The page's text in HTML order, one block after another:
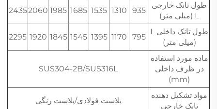
طول تانک خارجی
L (میلی متر)
935
1310
1535
1685
1985
2060
2435
طول تانک داخلی L
(میلی متر)
795
1170
1395
1545
1845
1920
2295
ماده مورد استفاده
در ظرف داخلی
(mm)
SUS304-2B/SUS316L
مواد تشکیل دهنده
تانک خارجی
پلاست فولادی/پلاست رنگی